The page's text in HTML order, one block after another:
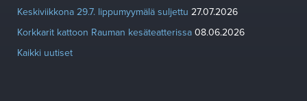
Keskiviikkona 29.7. lippumyymälä suljettu 27.07.2026
Korkkarit kattoon Rauman kesäteatterissa 08.06.2026
Kaikki uutiset